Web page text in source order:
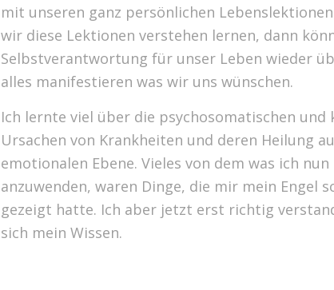
mit unseren ganz persönlichen
wir diese Lektionen verstehen lernen, dann
Selbstverantwortung für unser Leben wieder
alles manifestieren was wir uns wünschen.
Ich lernte viel über die psychosomatischen und
Ursachen von Krankheiten und deren Heilung
emotionalen Ebene. Vieles von dem was ich
anzuwenden, waren Dinge, die mir mein Engel
gezeigt hatte. Ich aber jetzt erst richtig
sich mein Wissen.